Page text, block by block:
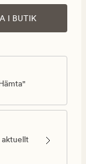
I BUTIK
aktuellt